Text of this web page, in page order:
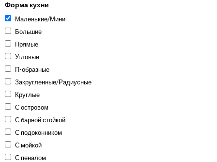
Форма кухни
Маленькие/Мини
Большие
Прямые
Угловые
П-образные
Закругленные/Радиусные
Круглые
С островом
С барной стойкой
С подоконником
С мойкой
С пеналом